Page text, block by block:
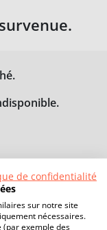
de confidentialité
sur notre site
nécessaires.
(par exemple des